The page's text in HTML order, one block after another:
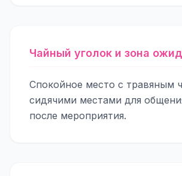
Чайный уголок и зона
Спокойное место с травяным
сидячими местами для
после мероприятия.